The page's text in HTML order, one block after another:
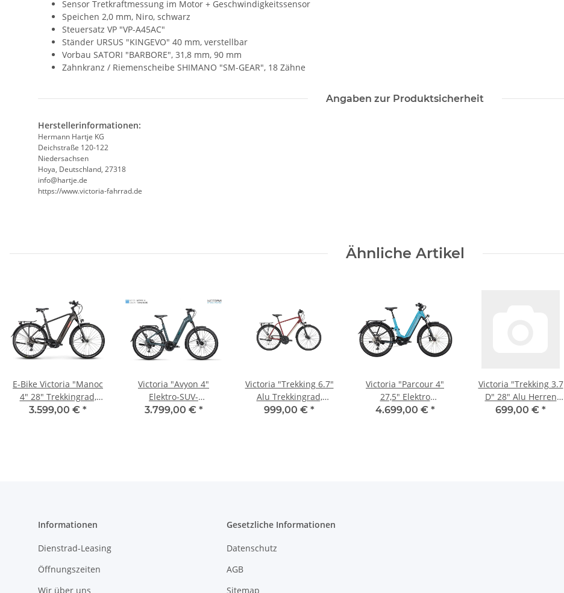
Sensor Tretkraftmessung im Motor + Geschwindigkeitssensor
Speichen 2,0 mm, Niro, schwarz
Steuersatz VP "VP-A45AC"
Ständer URSUS "KINGEVO" 40 mm, verstellbar
Vorbau SATORI "BARBORE", 31,8 mm, 90 mm
Zahnkranz / Riemenscheibe SHIMANO "SM-GEAR", 18 Zähne
Angaben zur Produktsicherheit
Herstellerinformationen:
Hermann Hartje KG
Deichstraße 120-122
Niedersachsen
Hoya, Deutschland, 27318
info@hartje.de
https://www.victoria-fahrrad.de
Ähnliche Artikel
E-Bike Victoria "Manoc
4" 28" Trekkingrad,
Shimano Deore, 10-
3.599,00 € *
Victoria "Avyon 4"
Elektro-SUV-
Trekkingrad, Shimano
3.799,00 € *
Victoria "Trekking 6.7"
Alu Trekkingrad,
Shimano Alivio, 27-
999,00 € *
Victoria "Parcour 4"
27,5" Elektro
Fullsuspension
4.699,00 € *
Victoria "Trekking 3.7
D" 28" Alu Herren
Trekkingrad, Shimano
699,00 € *
Informationen
Dienstrad-Leasing
Öffnungszeiten
Wir über uns
Gesetzliche Informationen
Datenschutz
AGB
Sitemap